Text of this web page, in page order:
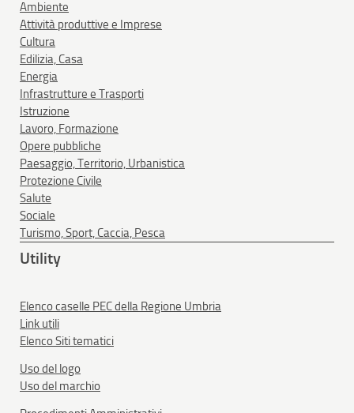
Ambiente
Attività produttive e Imprese
Cultura
Edilizia, Casa
Energia
Infrastrutture e Trasporti
Istruzione
Lavoro, Formazione
Opere pubbliche
Paesaggio, Territorio, Urbanistica
Protezione Civile
Salute
Sociale
Turismo, Sport, Caccia, Pesca
Utility
Elenco caselle PEC della Regione Umbria
Link utili
Elenco Siti tematici
Uso del logo
Uso del marchio